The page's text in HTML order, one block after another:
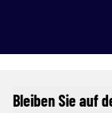
Bleiben Sie auf